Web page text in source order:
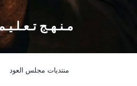
مـنـهـج
منتديات مجلس العود